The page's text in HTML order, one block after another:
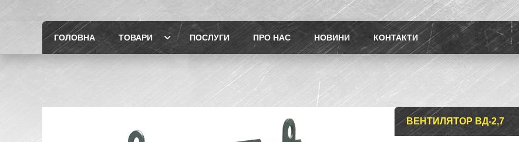
ГОЛОВНА ТОВАРИ ПОСЛУГИ ПРО НАС НОВИНИ КОНТАКТИ
ВЕНТИЛЯТОР ВД-2,7